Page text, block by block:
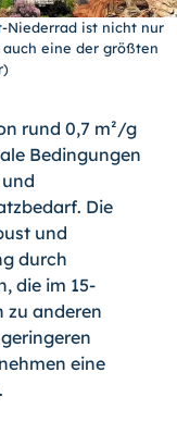
Niederrad ist nicht nur
auch eine der größten
rund 0,7 m²/g
Bedingungen
Die
und
durch
die im 15-
zu anderen
eine